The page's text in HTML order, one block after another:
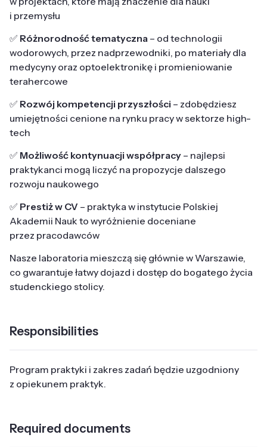
i przemysłu
✅ Różnorodność tematyczna – od technologii
wodorowych, przez nadprzewodniki, po materiały dla
medycyny oraz optoelektronikę i promieniowanie
terahercowe
✅ Rozwój kompetencji przyszłości – zdobędziesz
umiejętności cenione na rynku pracy w sektorze high-
tech
✅ Możliwość kontynuacji współpracy – najlepsi
praktykanci mogą liczyć na propozycje dalszego
rozwoju naukowego
✅ Prestiż w CV – praktyka w instytucie Polskiej
Akademii Nauk to wyróżnienie doceniane
przez pracodawców
Nasze laboratoria mieszczą się głównie w Warszawie,
co gwarantuje łatwy dojazd i dostęp do bogatego życia
studenckiego stolicy.
Responsibilities
Program praktyki i zakres zadań będzie uzgodniony
z opiekunem praktyk.
Required documents